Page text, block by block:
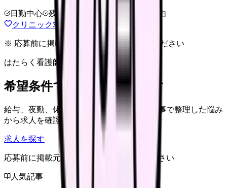
日勤中心 残業確認 少人数職場
退会自由
クリニック求人の見方を確認する
※ 応募前に掲載元の最新情報を確認してください
はたらく看護師さん 求人
希望条件で看護師求人を探す
給与、夜勤、休み、ブランクなど、この記事で整理した悩み
から求人を確認できます。
求人を探す
応募前に掲載元の最新情報を確認してください
人気記事